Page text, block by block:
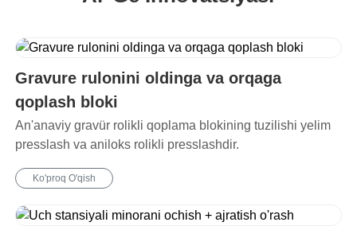
Gravure rulonini oldinga va orqaga
qoplash bloki
An'anaviy gravür rolikli qoplama blokining tuzilishi yelim
presslash va aniloks rolikli presslashdir.
Ko'proq O'qish